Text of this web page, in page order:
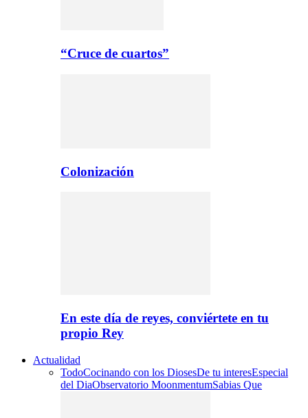
“Cruce de cuartos”
Colonización
En este día de reyes, conviértete en tu
propio Rey
Actualidad
TodoCocinando con los DiosesDe tu interesEspecial
del DiaObservatorio MoonmentumSabias Que